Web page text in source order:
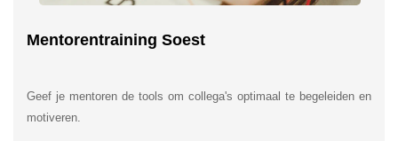
Mentorentraining Soest
Geef je mentoren de tools om collega's optimaal te begeleiden en
motiveren.